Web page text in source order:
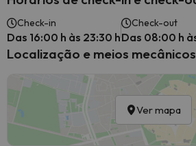
Check-in
Das 16:00 h às 23:30 h
Check-out
Das 08:00 h
Localização e meios mecânicos
Ver mapa